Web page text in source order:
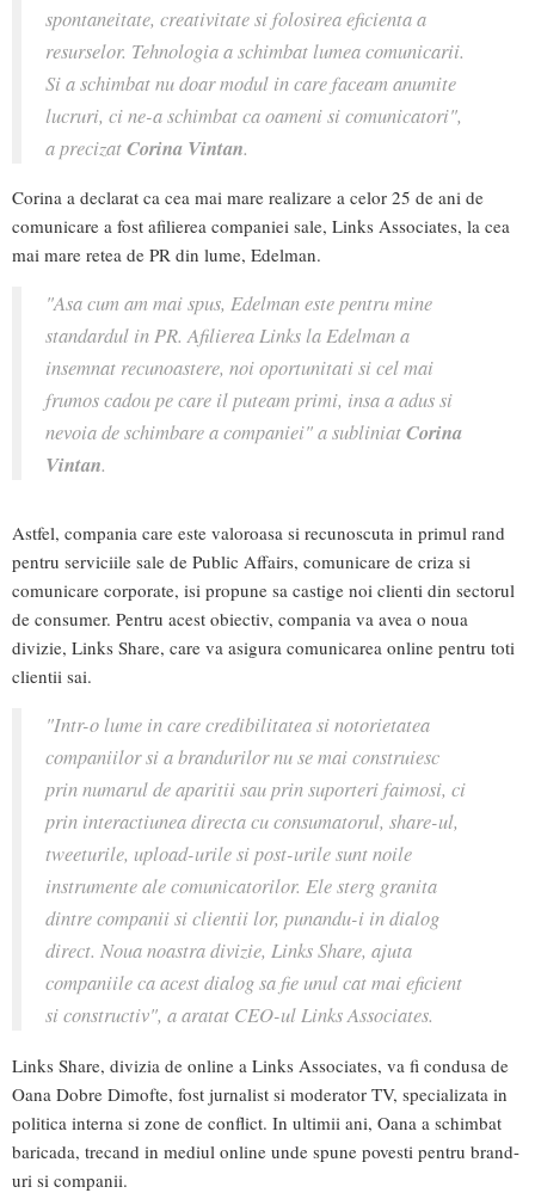
spontaneitate, creativitate si folosirea eficienta a
resurselor. Tehnologia a schimbat lumea comunicarii.
Si a schimbat nu doar modul in care faceam anumite
lucruri, ci ne-a schimbat ca oameni si comunicatori",
a precizatCorina Vintan.
Corina a declarat ca cea mai mare realizare a celor 25 de ani de
comunicare a fost afilierea companiei sale, Links Associates, la cea
mai mare retea de PR din lume, Edelman.
"Asa cum am mai spus, Edelman este pentru mine
standardul in PR. Afilierea Links la Edelman a
insemnat recunoastere, noi oportunitati si cel mai
frumos cadou pe care il puteam primi, insa a adus si
nevoia de schimbare a companiei" a subliniatCorina
Vintan.
Astfel, compania care este valoroasa si recunoscuta in primul rand
pentru serviciile sale de Public Affairs, comunicare de criza si
comunicare corporate, isi propune sa castige noi clienti din sectorul
de consumer. Pentru acest obiectiv, compania va avea o noua
divizie, Links Share, care va asigura comunicarea online pentru toti
clientii sai.
"Intr-o lume in care credibilitatea si notorietatea
companiilor si a brandurilor nu se mai construiesc
prin numarul de aparitii sau prin suporteri faimosi, ci
prin interactiunea directa cu consumatorul, share-ul,
tweeturile, upload-urile si post-urile sunt noile
instrumente ale comunicatorilor. Ele sterg granita
dintre companii si clientii lor, punandu-i in dialog
direct. Noua noastra divizie, Links Share, ajuta
companiile ca acest dialog sa fie unul cat mai eficient
si constructiv", a aratat CEO-ul Links Associates.
Links Share, divizia de online a Links Associates, va fi condusa de
Oana Dobre Dimofte, fost jurnalist si moderator TV, specializata in
politica interna si zone de conflict. In ultimii ani, Oana a schimbat
baricada, trecand in mediul online unde spune povesti pentru brand-
uri si companii.